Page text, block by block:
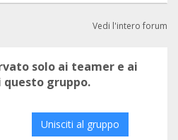
Vedi l'intero forum
solo ai teamer e ai
gruppo.
Unisciti al gruppo